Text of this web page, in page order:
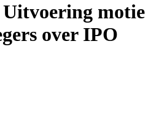
Uitvoering motie
over IPO